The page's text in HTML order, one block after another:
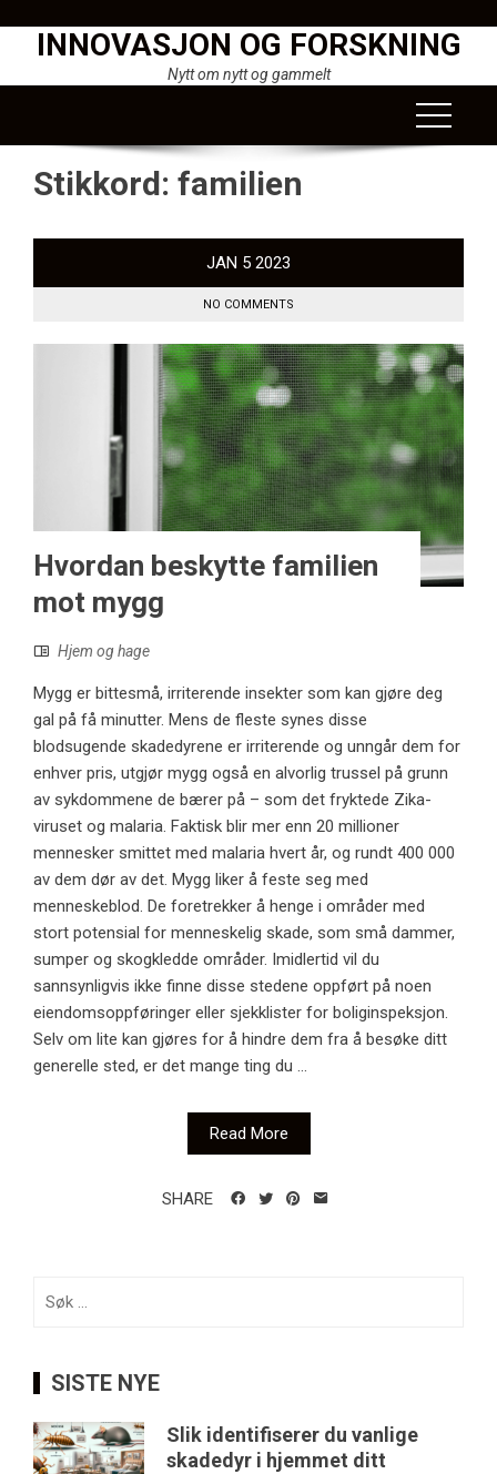
INNOVASJON OG FORSKNING
Nytt om nytt og gammelt
Stikkord: familien
JAN 5 2023
NO COMMENTS
Hvordan beskytte familien
mot mygg
Hjem og hage
Mygg er bittesmå, irriterende insekter som kan gjøre deg
gal på få minutter. Mens de fleste synes disse
blodsugende skadedyrene er irriterende og unngår dem for
enhver pris, utgjør mygg også en alvorlig trussel på grunn
av sykdommene de bærer på – som det fryktede Zika-
viruset og malaria. Faktisk blir mer enn 20 millioner
mennesker smittet med malaria hvert år, og rundt 400 000
av dem dør av det. Mygg liker å feste seg med
menneskeblod. De foretrekker å henge i områder med
stort potensial for menneskelig skade, som små dammer,
sumper og skogkledde områder. Imidlertid vil du
sannsynligvis ikke finne disse stedene oppført på noen
eiendomsoppføringer eller sjekklister for boliginspeksjon.
Selv om lite kan gjøres for å hindre dem fra å besøke ditt
generelle sted, er det mange ting du ...
Read More
SHARE
etter:
SISTE NYE
Slik identifiserer du vanlige
skadedyr i hjemmet ditt